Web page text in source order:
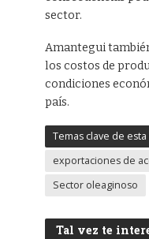
sector.
Amantegui
los costos de
condiciones
país.
Temas clave de
exportaciones de
Sector oleaginoso
Tal vez te